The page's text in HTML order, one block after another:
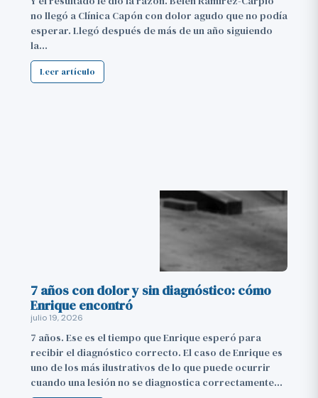
no llegó a Clínica Capón con dolor agudo que no podía
esperar. Llegó después de más de un año siguiendo
la…
Leer artículo
7 años con dolor y sin diagnóstico: cómo
Enrique encontró
julio 19, 2026
7 años. Ese es el tiempo que Enrique esperó para
recibir el diagnóstico correcto. El caso de Enrique es
uno de los más ilustrativos de lo que puede ocurrir
cuando una lesión no se diagnostica correctamente…